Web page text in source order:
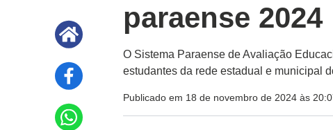
paraense 2024
O Sistema Paraense de Avaliação
estudantes da rede estadual e municipal
Publicado em 18 de novembro de 2024 às